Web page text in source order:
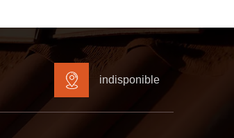
indisponible